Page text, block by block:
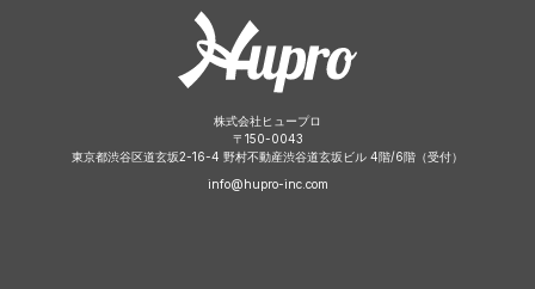
株式会社ヒュープロ
〒 150-0043
東京都渋谷区道玄坂2-16-4 野村不動産渋谷道玄坂ビル 4階/6階（受付）
info@hupro-inc.com